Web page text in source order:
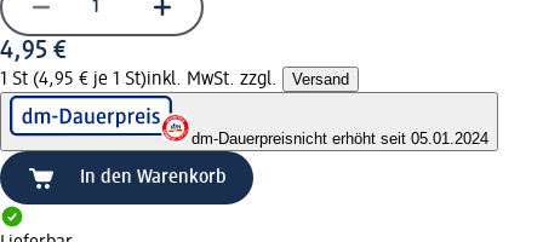
4,95 €
1 St (4,95 € je 1 St)inkl. MwSt. zzgl. Versand
dm-Dauerpreisnicht erhöht seit 05.01.2024
In den Warenkorb